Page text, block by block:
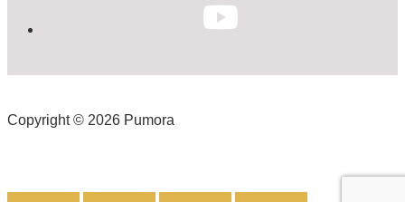
Copyright © 2026 Pumora